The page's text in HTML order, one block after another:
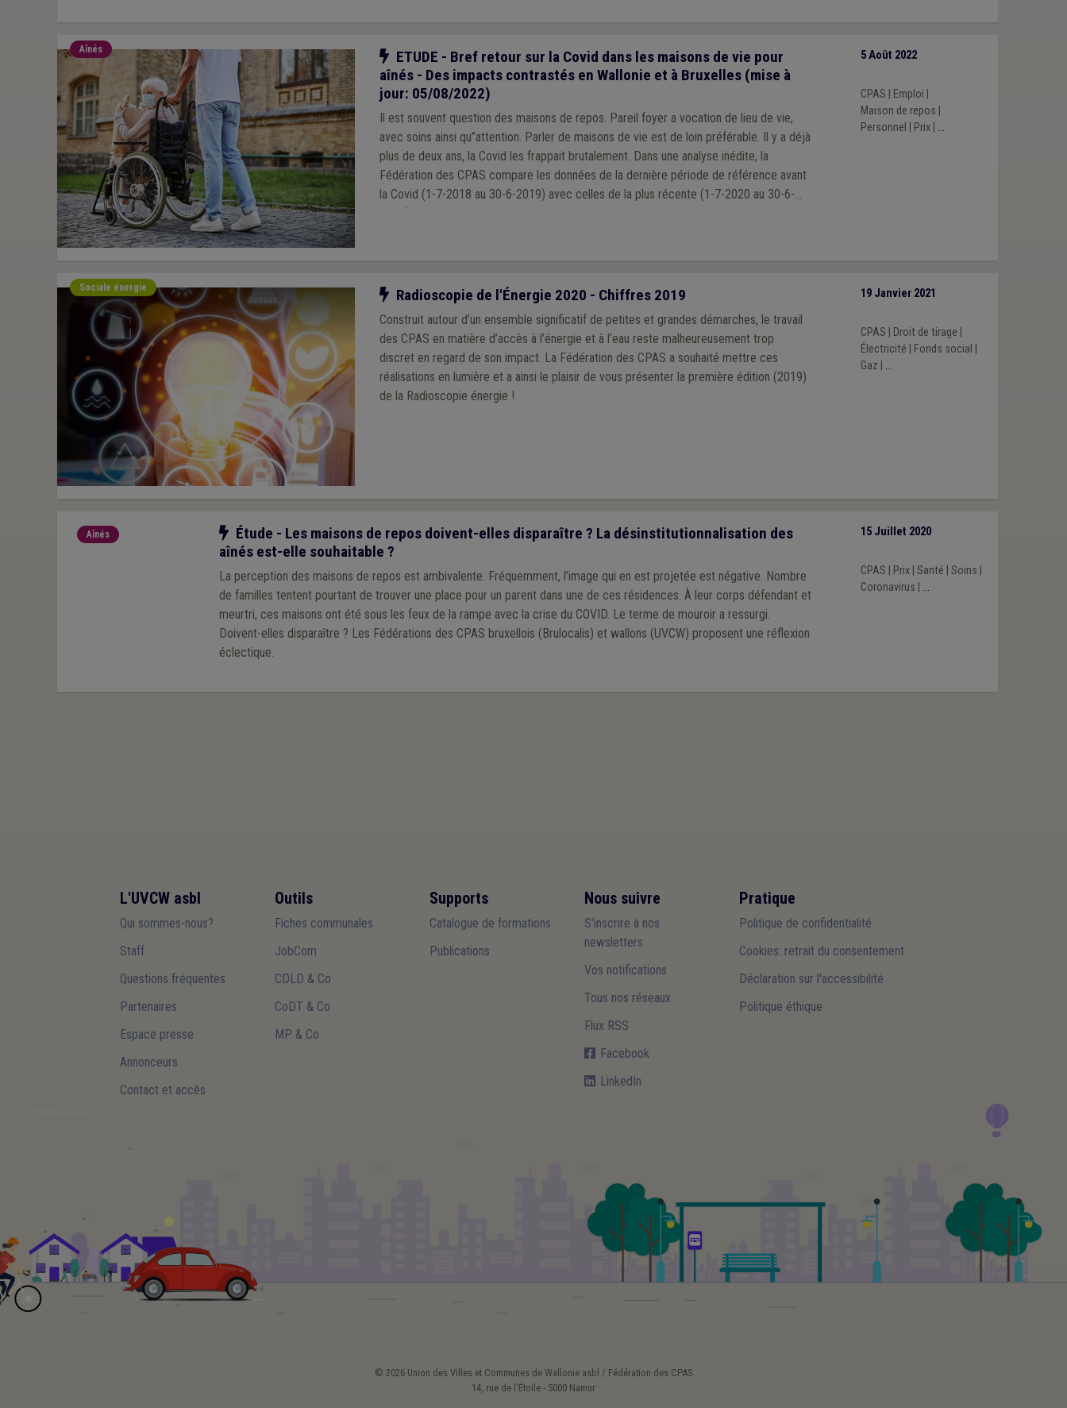
Aînés Notre action
ETUDE - Bref retour sur la Covid dans les maisons de vie pour
aînés - Des impacts contrastés en Wallonie et à Bruxelles (mise à
jour: 05/08/2022)
Il est souvent question des maisons de repos. Pareil foyer a vocation de lieu de vie,
avec soins ainsi qu’’attention. Parler de maisons de vie est de loin préférable. Il y a déjà
plus de deux ans, la Covid les frappait brutalement. Dans une analyse inédite, la
Fédération des CPAS compare les données de la dernière période de référence avant
la Covid (1-7-2018 au 30-6-2019) avec celles de la plus récente (1-7-2020 au 30-6-
5 Août 2022
CPAS Emploi
Maison de repos
Personnel
Prix| ...
Sociale énergie Notre action
Radioscopie de l'Énergie 2020 - Chiffres 2019
Construit autour d’un ensemble significatif de petites et grandes démarches, le travail
des CPAS en matière d’accès à l’énergie et à l’eau reste malheureusement trop
discret en regard de son impact. La Fédération des CPAS a souhaité mettre ces
réalisations en lumière et a ainsi le plaisir de vous présenter la première édition (2019)
de la Radioscopie énergie !
19 Janvier 2021
CPAS Droit de tirage
Électricité
Fonds social
Gaz
...
Aînés Notre action
Étude - Les maisons de repos doivent-elles disparaître ? La désinstitutionnalisation des
aînés est-elle souhaitable ?
La perception des maisons de repos est ambivalente. Fréquemment, l’image qui en est projetée est négative. Nombre
de familles tentent pourtant de trouver une place pour un parent dans une de ces résidences. À leur corps défendant et
meurtri, ces maisons ont été sous les feux de la rampe avec la crise du COVID. Le terme de mouroir a ressurgi.
Doivent-elles disparaître ? Les Fédérations des CPAS bruxellois (Brulocalis) et wallons (UVCW) proposent une réflexion
éclectique.
15 Juillet 2020
CPAS Prix| Santé Soins
Coronavirus
...
L'UVCW asbl
Qui sommes-nous?
Staff
Questions fréquentes
Partenaires
Espace presse
Annonceurs
Contact et accès
Outils
Fiches communales
JobCom
CDLD & Co
CoDT & Co
MP & Co
Supports
Catalogue de formations
Publications
Nous suivre
S'inscrire à nos
newsletters
Vos notifications
Tous nos réseaux
Flux RSS
Facebook
LinkedIn
Pratique
Politique de confidentialité
Cookies: retrait du consentement
Déclaration sur l'accessibilité
Politique éthique
© 2026 Union des Villes et Communes de Wallonie asbl / Fédération des CPAS
14, rue de l'Étoile - 5000 Namur